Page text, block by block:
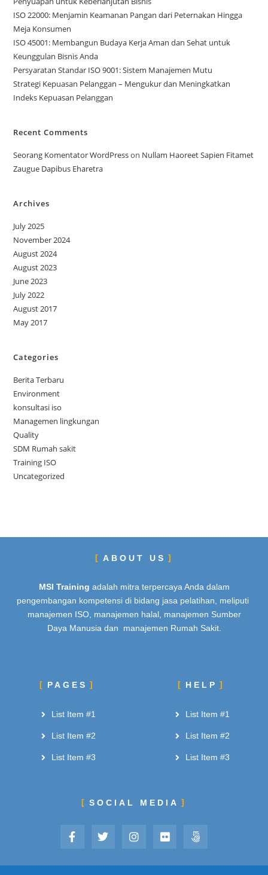
ISO 22000: Menjamin Keamanan Pangan dari Peternakan Hingga
Meja Konsumen
ISO 45001: Membangun Budaya Kerja Aman dan Sehat untuk
Keunggulan Bisnis Anda
Persyaratan Standar ISO 9001: Sistem Manajemen Mutu
Strategi Kepuasan Pelanggan – Mengukur dan Meningkatkan
Indeks Kepuasan Pelanggan
Recent Comments
Seorang Komentator WordPresson Nullam Haoreet Sapien Fitamet
Zaugue Dapibus Eharetra
Archives
July 2025
November 2024
August 2024
August 2023
June 2023
July 2022
August 2017
May 2017
Categories
Berita Terbaru
Environment
konsultasi iso
Managemen lingkungan
Quality
SDM Rumah sakit
Training ISO
Uncategorized
ABOUT US
MSI Training adalah mitra terpercaya Anda dalam
pengembangan kompetensi di bidang jasa pelatihan, meliputi
manajemen ISO, manajemen halal, manajemen Sumber
Daya Manusia dan manajemen Rumah Sakit.
PAGES
List Item #1
List Item #2
List Item #3
HELP
List Item #1
List Item #2
List Item #3
SOCIAL MEDIA